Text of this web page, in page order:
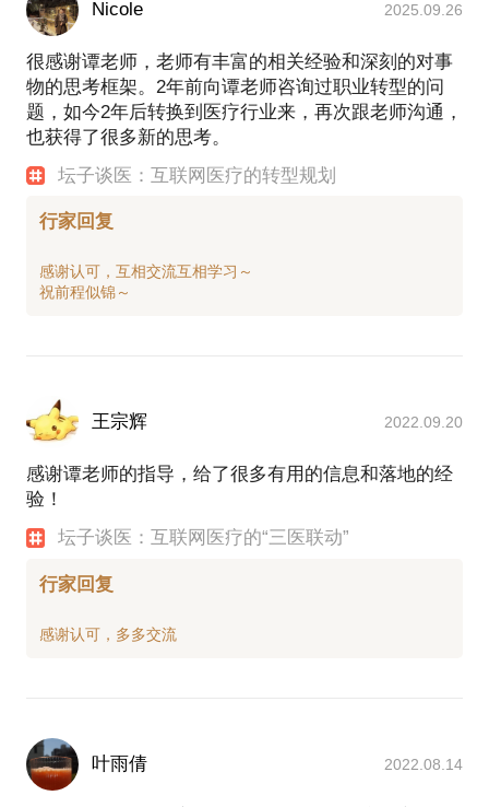
-上海药易 商务总监
中国首个医改GPO项目：上海公立医疗机构(部分)药
品集中议价采购联盟
-上海医药 职业经理人
上药控股管理咨询专家小组成员/上药控股福建公司采
（相信很多简单的咨询问题，您都可以在这里找到解
Nicole 2025.09.26
很感谢谭老师，老师有丰富的相关经验和深刻的对事
物的思考框架。2年前向谭老师咨询过职业转型的问
题，如今2年后转换到医疗行业来，再次跟老师沟通，
也获得了很多新的思考。
坛子谈医：互联网医疗的转型规划
行家回复
感谢认可，互相交流互相学习～
王宗辉 2022.09.20
感谢谭老师的指导，给了很多有用的信息和落地的经
验！
坛子谈医：互联网医疗的“三医联动”
行家回复
叶雨倩 2022.08.14